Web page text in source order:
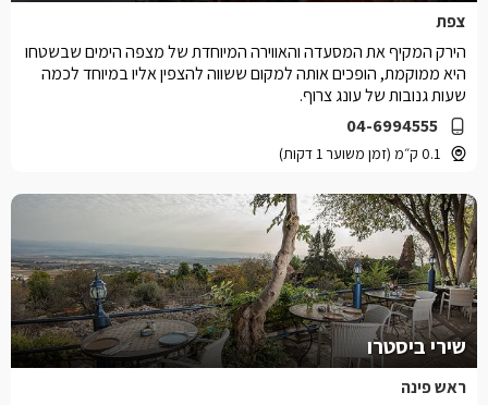
צפת
04-6994555
0.1 ק״מ (זמן משוער 1 דקות)
הירק המקיף את המסעדה והאווירה המיוחדת של מצפה הימים שבשטחו
היא ממוקמת, הופכים אותה למקום ששווה להצפין אליו במיוחד לכמה
שעות גנובות של עונג צרוף.
שירי ביסטרו
ראש פינה